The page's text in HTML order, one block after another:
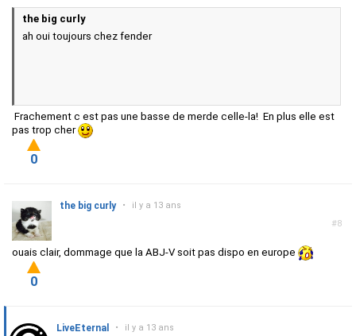
the big curly
ah oui toujours chez fender
Frachement c est pas une basse de merde celle-la! En plus elle est
pas trop cher
0
#8
the big curly • il y a 13 ans
ouais clair, dommage que la ABJ-V soit pas dispo en europe
0
LiveEternal • il y a 13 ans